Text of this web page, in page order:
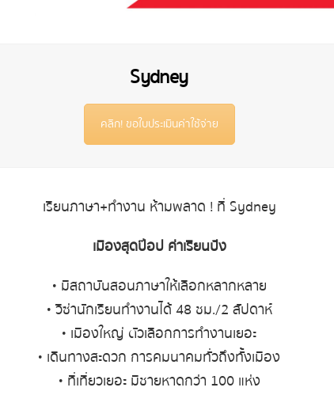
Sydney
คลิก! ขอใบประเมินค่าใช้จ่าย
เรียนภาษา+ทำงาน ห้ามพลาด ! ที่ Sydney
เมืองสุดป๊อป ค่าเรียนปัง
• มีสถาบันสอนภาษาให้เลือกหลากหลาย
• วีซ่านักเรียนทำงานได้48 ชม./2 สัปดาห์
• เมืองใหญ่ ตัวเลือกการทำงานเยอะ
• เดินทางสะดวก การคมนาคมทั่วถึงทั้งเมือง
• ที่เที่ยวเยอะ มีชายหาดกว่า 100 แห่ง